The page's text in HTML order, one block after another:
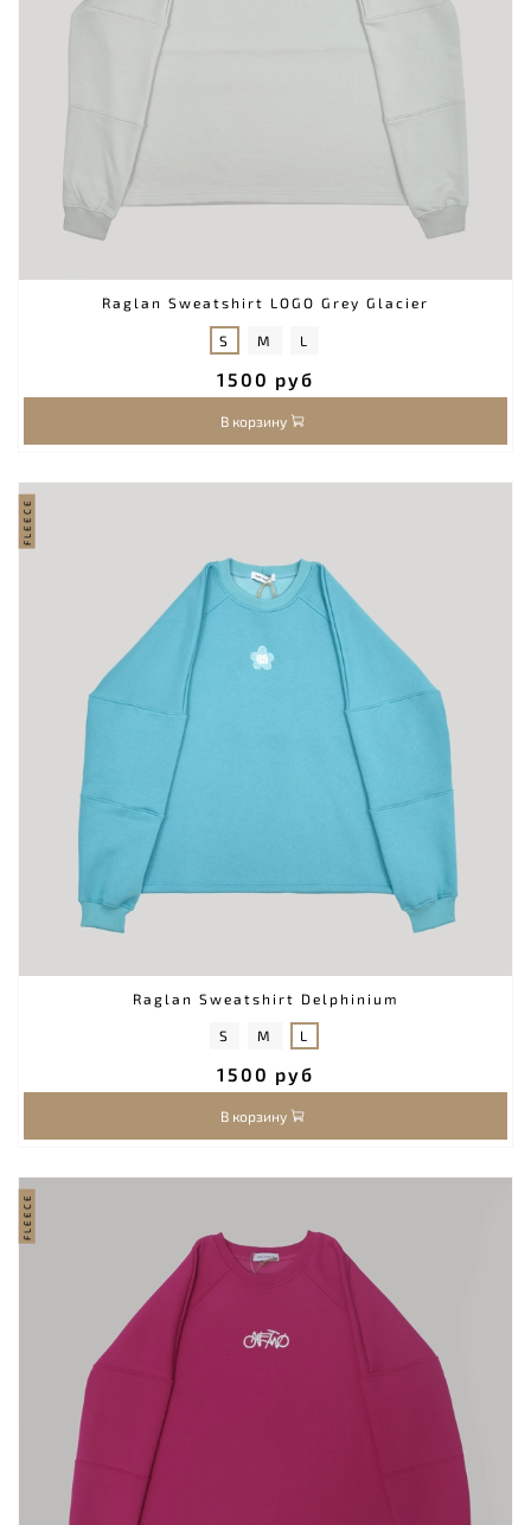
Raglan Sweatshirt LOGO Grey Glacier
S M L
1500 руб
В корзину
FLEECE
Raglan Sweatshirt Delphinium
S M L
1500 руб
В корзину
FLEECE